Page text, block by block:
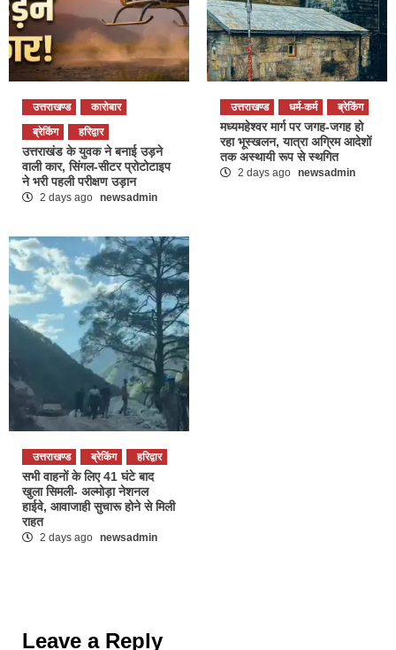
उत्तराखण्ड
कारोबार
ब्रेकिंग
हरिद्वार
उत्तराखंड के युवक ने बनाई उड़ने
वाली कार, सिंगल-सीटर प्रोटोटाइप
ने भरी पहली परीक्षण उड़ान
2 days ago newsadmin
उत्तराखण्ड धर्म-कर्म ब्रेकिंग
मध्यमहेश्वर मार्ग पर जगह-जगह हो
रहा भूस्खलन, यात्रा अग्रिम आदेशों
तक अस्थायी रूप से स्थगित
2 days ago newsadmin
उत्तराखण्ड ब्रेकिंग हरिद्वार
सभी वाहनों के लिए 41 घंटे बाद
खुला सिमली- अल्मोड़ा नेशनल
हाईवे, आवाजाही सुचारू होने से मिली
राहत
2 days ago newsadmin
Leave a Reply